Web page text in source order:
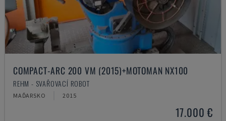
COMPACT-ARC 200 VM (2015)+MOTOMAN NX100
REHM - SVAŘOVACÍ ROBOT
MAĎARSKO 2015
17.000 €